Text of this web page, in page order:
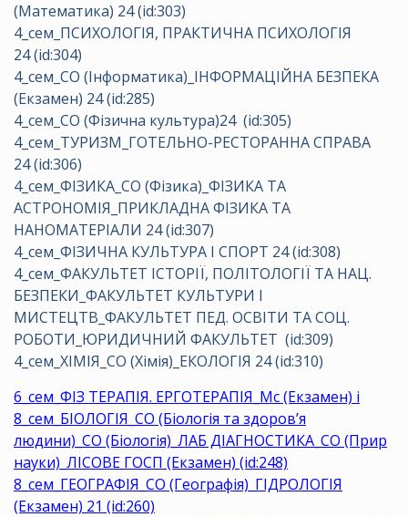
(Математика) 24 (id:303)
4_сем_ПСИХОЛОГІЯ, ПРАКТИЧНА ПСИХОЛОГІЯ
24 (id:304)
4_сем_СО (Інформатика)_ІНФОРМАЦІЙНА БЕЗПЕКА
(Екзамен) 24 (id:285)
4_сем_СО (Фізична культура)24 (id:305)
4_сем_ТУРИЗМ_ГОТЕЛЬНО-РЕСТОРАННА СПРАВА
24 (id:306)
4_сем_ФІЗИКА_СО (Фізика)_ФІЗИКА ТА
АСТРОНОМІЯ_ПРИКЛАДНА ФІЗИКА ТА
НАНОМАТЕРІАЛИ 24 (id:307)
4_сем_ФІЗИЧНА КУЛЬТУРА І СПОРТ 24 (id:308)
4_сем_ФАКУЛЬТЕТ ІСТОРІЇ, ПОЛІТОЛОГІЇ ТА НАЦ.
БЕЗПЕКИ_ФАКУЛЬТЕТ КУЛЬТУРИ І
МИСТЕЦТВ_ФАКУЛЬТЕТ ПЕД. ОСВІТИ ТА СОЦ.
РОБОТИ_ЮРИДИЧНИЙ ФАКУЛЬТЕТ (id:309)
4_сем_ХІМІЯ_СО (Хімія)_ЕКОЛОГІЯ 24 (id:310)
6_сем_ФІЗ ТЕРАПІЯ. ЕРГОТЕРАПІЯ_Мс (Екзамен) і
8_сем_БІОЛОГІЯ_СО (Біологія та здоров’я
людини)_СО (Біологія)_ЛАБ ДІАГНОСТИКА_СО (Прир
науки)_ЛІСОВЕ ГОСП (Екзамен) (id:248)
8_сем_ГЕОГРАФІЯ_СО (Географія)_ГІДРОЛОГІЯ
(Екзамен) 21 (id:260)